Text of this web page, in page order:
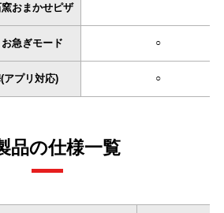
おまかせピザ
お急ぎモード ○
アプリ対応) ○
品の仕様一覧